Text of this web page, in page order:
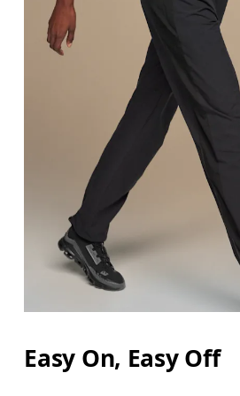
Miss den Umfang
Easy On, Easy Off